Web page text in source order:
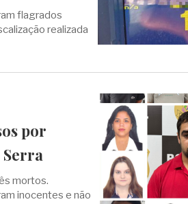
flagrados
realizada
por
mortos.
inocentes e não